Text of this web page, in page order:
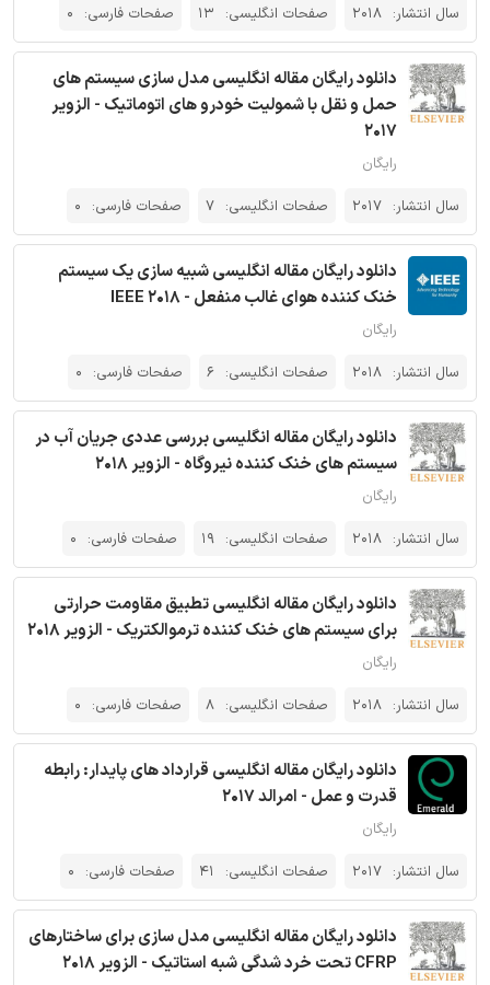
سال انتشار: 2018 صفحات انگلیسی: 13 صفحات فارسی: 0
دانلود رایگان مقاله انگلیسی مدل سازی سیستم های
حمل و نقل با شمولیت خودرو های اتوماتیک - الزویر
2017
رایگان
سال انتشار: 2017 صفحات انگلیسی: 7 صفحات فارسی: 0
دانلود رایگان مقاله انگلیسی شبیه سازی یک سیستم
خنک کننده هوای غالب منفعل - IEEE 2018
رایگان
سال انتشار: 2018 صفحات انگلیسی: 6 صفحات فارسی: 0
دانلود رایگان مقاله انگلیسی بررسی عددی جریان آب در
سیستم های خنک کننده نیروگاه - الزویر 2018
رایگان
سال انتشار: 2018 صفحات انگلیسی: 19 صفحات فارسی: 0
دانلود رایگان مقاله انگلیسی تطبیق مقاومت حرارتی
برای سیستم های خنک کننده ترموالکتریک - الزویر 2018
رایگان
سال انتشار: 2018 صفحات انگلیسی: 8 صفحات فارسی: 0
دانلود رایگان مقاله انگلیسی قرارداد های پایدار: رابطه
قدرت و عمل - امرالد 2017
رایگان
سال انتشار: 2017 صفحات انگلیسی: 41 صفحات فارسی: 0
دانلود رایگان مقاله انگلیسی مدل سازی برای ساختارهای
CFRP تحت خرد شدگی شبه استاتیک - الزویر 2018